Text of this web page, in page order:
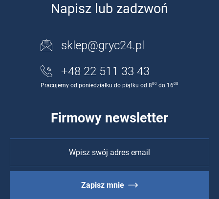
Napisz lub zadzwoń
sklep@gryc24.pl
+48 22 511 33 43
Pracujemy od poniedziałku do piątku od 800 do 1600
Firmowy newsletter
Zapisz mnie